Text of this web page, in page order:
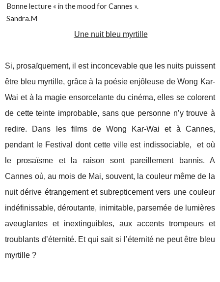
Bonne lecture « in the mood for Cannes ».
Sandra.M
Une nuit bleu myrtille
Si, prosaïquement, il est inconcevable que les nuits puissent
être bleu myrtille, grâce à la poésie enjôleuse de Wong Kar-
Wai et à la magie ensorcelante du cinéma, elles se colorent
de cette teinte improbable, sans que personne n’y trouve à
redire. Dans les films de Wong Kar-Wai et à Cannes,
pendant le Festival dont cette ville est indissociable,
et où
le prosaïsme et la raison sont pareillement bannis. A
Cannes où, au mois de Mai, souvent, la couleur même de la
nuit dérive étrangement et subrepticement vers une couleur
indéfinissable, déroutante, inimitable, parsemée de lumières
aveuglantes et inextinguibles, aux accents trompeurs et
troublants d’éternité. Et qui sait si l’éternité ne peut être bleu
myrtille ?